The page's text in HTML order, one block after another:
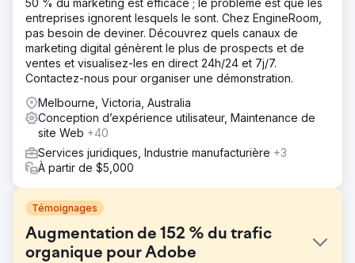
entreprises ignorent lesquels le sont. Chez EngineRoom,
pas besoin de deviner. Découvrez quels canaux de
marketing digital génèrent le plus de prospects et de
ventes et visualisez-les en direct 24h/24 et 7j/7.
Contactez-nous pour organiser une démonstration.
Melbourne, Victoria, Australia
Conception d’expérience utilisateur, Maintenance de
site Web +40
Services juridiques, Industrie manufacturière +3
À partir de $5,000
Témoignages
Augmentation de 152 % du trafic
organique pour Adobe